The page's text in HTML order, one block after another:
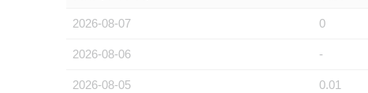
2026-08-07 0
2026-08-06 -
2026-08-05 0.01